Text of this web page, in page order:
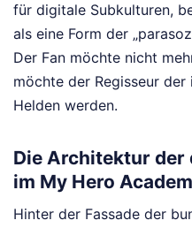
für digitale Subkulturen,
als eine Form der
Der Fan möchte nicht
möchte der Regisseur
Helden werden.
Die Architektur der
im My Hero
Hinter der Fassade der